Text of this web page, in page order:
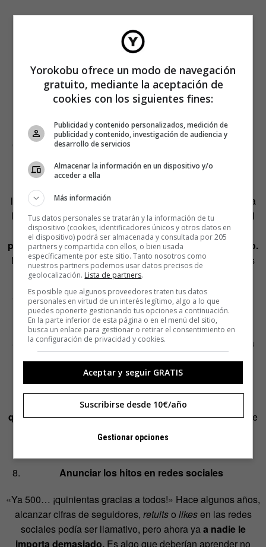
Jactarte de un nivel de vida elevado
Restaurantes caros, playas paradisíacas y zapatos de
lado más afortunado de sus vidas, las personas recurren a
los elementos más claros de lujo y bienestar. Sitúate en el
otro lado y piensaqué imagen arroja alardear de
productos o experiencias con un coste económico alto.
Menos sentido tiene, aún, cuando ese estilo de vida no es
real, sino fingido.
Compartir artículos que no te has leído
Una forma muy común de «postureo» es la de compartir
artículos que uno no se ha leído. Dado que mentir implica
sincero y compartir lo que realmente te interesa, aunque
algunas veces sean noticias serias y, otras, banales? Si
apuestas por lo primero para parecer un erudito,
que no te pillen en un renuncio. Es muy fácil equivocarse
cuando se comparte o comenta contenido que no se ha
leído.
Anunciar los hitos en redes sociales
«Ya 500… ¡quinientas gracias a todos!» Hace algunos años,
alcanzar cifras de seguidores, retuitso likesen las redes
sociales podía ser llamativo, pero ahora yaa nadie le
importa demasiado. Es algo que deberían aprender no
Yorokobu ofrece un modo de navegación
gratuito, mediante la aceptación de
cookies con los siguientes fines:
Publicidad y contenido personalizados, medición de
publicidad y contenido, investigación de audiencia y
desarrollo de servicios
Almacenar la información en un dispositivo y/o
acceder a ella
Más información
Tus datos personales se tratarán y la información de tu
dispositivo (cookies, identificadores únicos y otros datos en
el dispositivo) podrá ser almacenada y consultada por 205
partners y compartida con ellos, o bien usada
específicamente por este sitio. Tanto nosotros como
nuestros partners podemos usar datos precisos de
geolocalización. Lista de partners.
Es posible que algunos proveedores traten tus datos
personales en virtud de un interés legítimo, algo a lo que
puedes oponerte gestionando tus opciones a continuación.
En la parte inferior de esta página o en el menú del sitio,
busca un enlace para gestionar o retirar el consentimiento en
la configuración de privacidad y cookies.
Aceptar y seguir GRATIS
Suscribirse desde 10€/año
Gestionar opciones